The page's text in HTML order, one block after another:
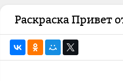
Раскраска Привет